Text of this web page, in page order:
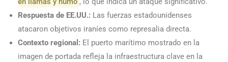
Respuesta de EE.UU.: Las fuerzas estadounidenses
atacaron objetivos iraníes como represalia directa.
Contexto regional: El puerto marítimo mostrado en la
imagen de portada refleja la infraestructura clave en la